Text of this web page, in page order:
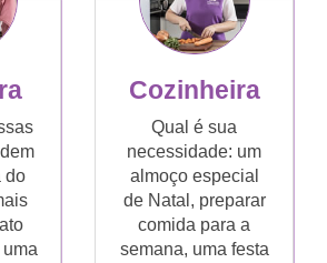
do
Cozinheira
Qual é sua
necessidade: um
almoço especial
de Natal, preparar
comida para a
semana, uma festa